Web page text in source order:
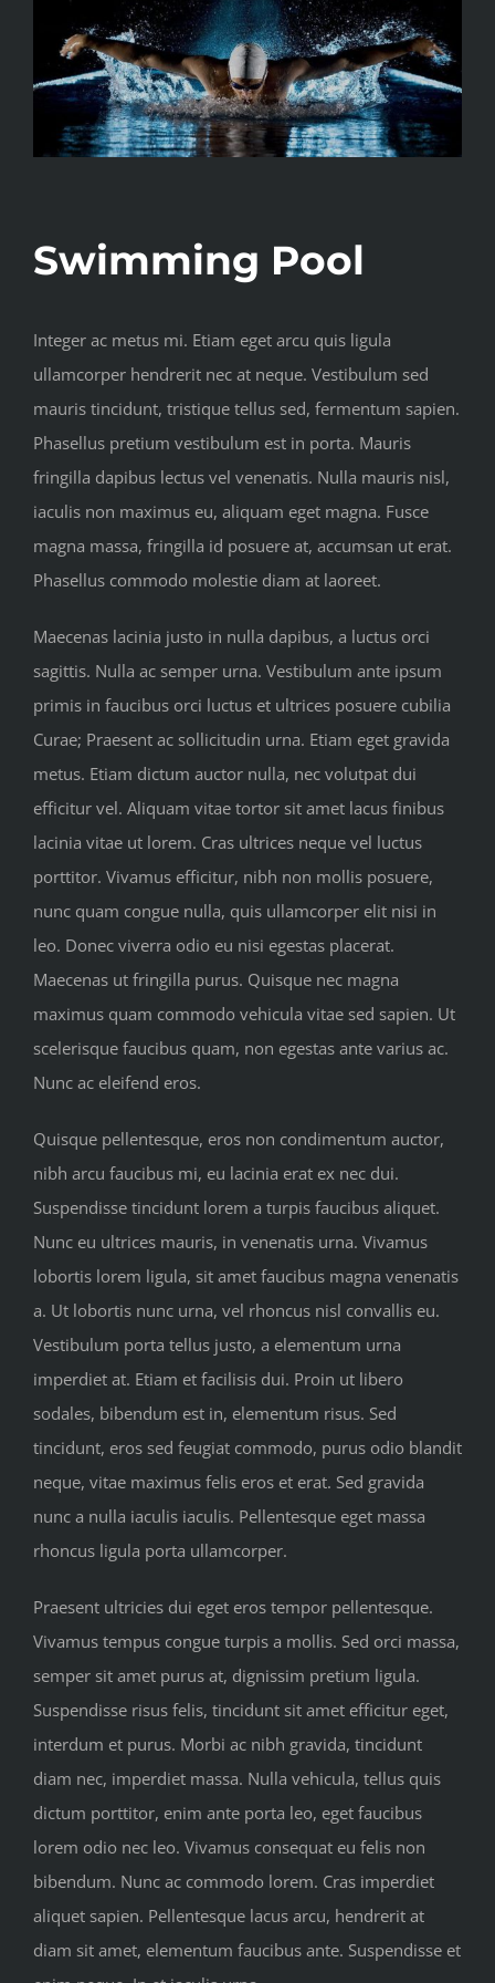
Swimming Pool
Integer ac metus mi. Etiam eget arcu quis ligula
ullamcorper hendrerit nec at neque. Vestibulum sed
mauris tincidunt, tristique tellus sed, fermentum sapien.
Phasellus pretium vestibulum est in porta. Mauris
fringilla dapibus lectus vel venenatis. Nulla mauris nisl,
iaculis non maximus eu, aliquam eget magna. Fusce
magna massa, fringilla id posuere at, accumsan ut erat.
Phasellus commodo molestie diam at laoreet.
Maecenas lacinia justo in nulla dapibus, a luctus orci
sagittis. Nulla ac semper urna. Vestibulum ante ipsum
primis in faucibus orci luctus et ultrices posuere cubilia
Curae; Praesent ac sollicitudin urna. Etiam eget gravida
metus. Etiam dictum auctor nulla, nec volutpat dui
efficitur vel. Aliquam vitae tortor sit amet lacus finibus
lacinia vitae ut lorem. Cras ultrices neque vel luctus
porttitor. Vivamus efficitur, nibh non mollis posuere,
nunc quam congue nulla, quis ullamcorper elit nisi in
leo. Donec viverra odio eu nisi egestas placerat.
Maecenas ut fringilla purus. Quisque nec magna
maximus quam commodo vehicula vitae sed sapien. Ut
scelerisque faucibus quam, non egestas ante varius ac.
Nunc ac eleifend eros.
Quisque pellentesque, eros non condimentum auctor,
nibh arcu faucibus mi, eu lacinia erat ex nec dui.
Suspendisse tincidunt lorem a turpis faucibus aliquet.
Nunc eu ultrices mauris, in venenatis urna. Vivamus
lobortis lorem ligula, sit amet faucibus magna venenatis
a. Ut lobortis nunc urna, vel rhoncus nisl convallis eu.
Vestibulum porta tellus justo, a elementum urna
imperdiet at. Etiam et facilisis dui. Proin ut libero
sodales, bibendum est in, elementum risus. Sed
tincidunt, eros sed feugiat commodo, purus odio blandit
neque, vitae maximus felis eros et erat. Sed gravida
nunc a nulla iaculis iaculis. Pellentesque eget massa
rhoncus ligula porta ullamcorper.
Praesent ultricies dui eget eros tempor pellentesque.
Vivamus tempus congue turpis a mollis. Sed orci massa,
semper sit amet purus at, dignissim pretium ligula.
Suspendisse risus felis, tincidunt sit amet efficitur eget,
interdum et purus. Morbi ac nibh gravida, tincidunt
diam nec, imperdiet massa. Nulla vehicula, tellus quis
dictum porttitor, enim ante porta leo, eget faucibus
lorem odio nec leo. Vivamus consequat eu felis non
bibendum. Nunc ac commodo lorem. Cras imperdiet
aliquet sapien. Pellentesque lacus arcu, hendrerit at
diam sit amet, elementum faucibus ante. Suspendisse et